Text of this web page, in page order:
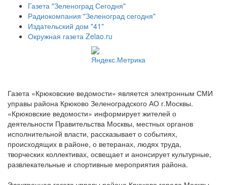
Газета "Зеленоград Сегодня"
Радиокомпания "Зеленоград сегодня"
Издательский дом "41"
Окружная газета Zelao.ru
Газета «Крюковские ведомости» является электронным СМИ
управы района Крюково Зеленоградского АО г.Москвы.
«Крюковские ведомости» информирует жителей о
деятельности Правительства Москвы, местных органов
исполнительной власти, рассказывает о событиях,
происходящих в районе, о ветеранах, людях труда,
творческих коллективах, освещает и анонсирует культурные,
развлекательные и спортивные мероприятия района.